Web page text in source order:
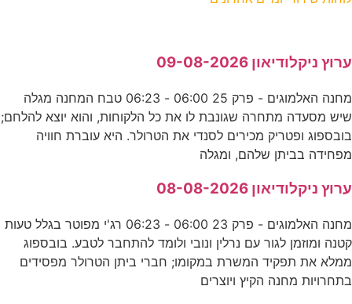
ערוץ ניקלודיאון 09-08-2026
מחנה האלמוגים - פרק 25 06:00 - 06:23 טבח המחנה מגלה
שיש מסעדה מתחרה שגונבת לו את כל הלקוחות, והוא יוצא להלחם;
בובספוג ופטריק מכירים לסנדי את הטרולר. היא עוברת חוויה
מפחידה בביתן שלהם, ומגלה
ערוץ ניקלודיאון 08-08-2026
מחנה האלמוגים - פרק 23 06:00 - 06:23 רג'י מפוטר בגלל טעות
קטנה ומוזמן לגור עם נרלין ונובי ולומד להתחבר לטבע. בובספוג
ממלא את תפקיד המשרת במקומו; חברי ביתן הטרולר מפסידים
בתחרויות מחנה הקיץ ויוצרים